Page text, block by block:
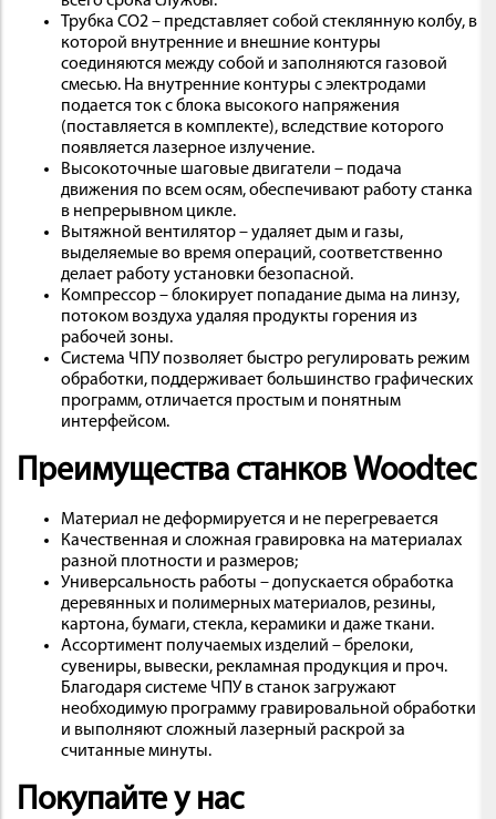
Трубка CO2 – представляет собой стеклянную колбу, в
которой внутренние и внешние контуры
соединяются между собой и заполняются газовой
смесью. На внутренние контуры с электродами
подается ток с блока высокого напряжения
(поставляется в комплекте), вследствие которого
появляется лазерное излучение.
Высокоточные шаговые двигатели – подача
движения по всем осям, обеспечивают работу станка
в непрерывном цикле.
Вытяжной вентилятор – удаляет дым и газы,
выделяемые во время операций, соответственно
делает работу установки безопасной.
Компрессор – блокирует попадание дыма на линзу,
потоком воздуха удаляя продукты горения из
рабочей зоны.
Система ЧПУ позволяет быстро регулировать режим
обработки, поддерживает большинство графических
программ, отличается простым и понятным
интерфейсом.
Преимущества станков Woodtec
Материал не деформируется и не перегревается
Качественная и сложная гравировка на материалах
разной плотности и размеров;
Универсальность работы – допускается обработка
деревянных и полимерных материалов, резины,
картона, бумаги, стекла, керамики и даже ткани.
Ассортимент получаемых изделий – брелоки,
сувениры, вывески, рекламная продукция и проч.
Благодаря системе ЧПУ в станок загружают
необходимую программу гравировальной обработки
и выполняют сложный лазерный раскрой за
считанные минуты.
Покупайте у нас